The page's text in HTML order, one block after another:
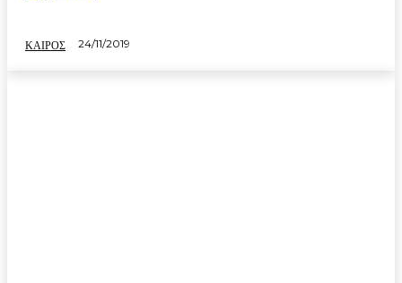
ΚΑΙΡΟΣ 24/11/2019